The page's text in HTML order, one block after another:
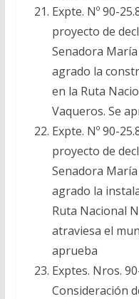
Expte. Nº 90-
proyecto de
Senadora
agrado la
en la Ruta
Vaqueros. Se
Expte. Nº 90-
proyecto de
Senadora
agrado la
Ruta Nacional
atraviesa el
aprueba
Exptes. Nros.
Consideración